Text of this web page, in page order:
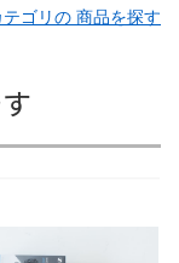
テゴリの 商品を探す